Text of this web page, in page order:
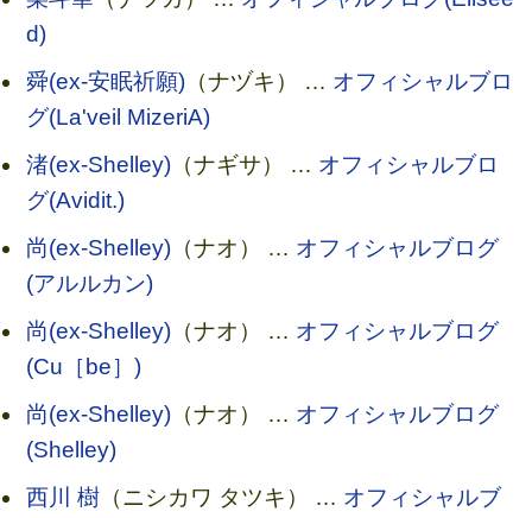
d)
舜(ex-安眠祈願)（ナヅキ） … オフィシャルブロ
グ(La'veil MizeriA)
渚(ex-Shelley)（ナギサ） … オフィシャルブロ
グ(Avidit.)
尚(ex-Shelley)（ナオ） … オフィシャルブログ
(アルルカン)
尚(ex-Shelley)（ナオ） … オフィシャルブログ
(Cu［be］)
尚(ex-Shelley)（ナオ） … オフィシャルブログ
(Shelley)
西川 樹（ニシカワ タツキ） … オフィシャルブ